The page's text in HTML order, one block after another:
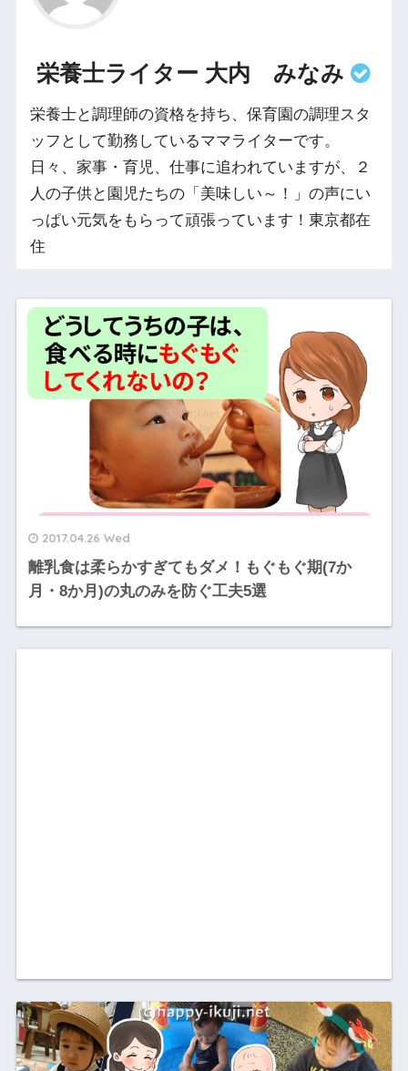
栄養士ライター 大内 みなみ
栄養士と調理師の資格を持ち、保育園の調理スタ
ッフとして勤務しているママライターです。
日々、家事・育児、仕事に追われていますが、２
人の子供と園児たちの「美味しい～！」の声にい
っぱい元気をもらって頑張っています！東京都在
住
2017.04.26 Wed
離乳食は柔らかすぎてもダメ！もぐもぐ期(7か
月・8か月)の丸のみを防ぐ工夫5選